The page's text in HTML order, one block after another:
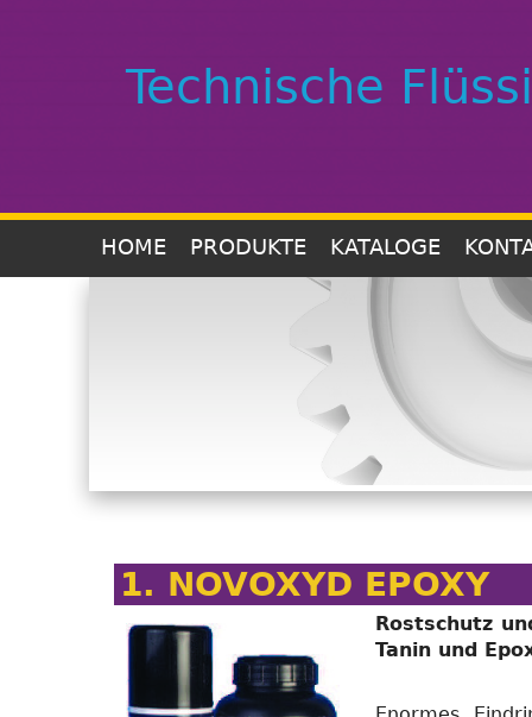
Technische
HOME PRODUKTE KATALOGE
1. NOVOXYD EPOXY
Rostschutz
Tanin und